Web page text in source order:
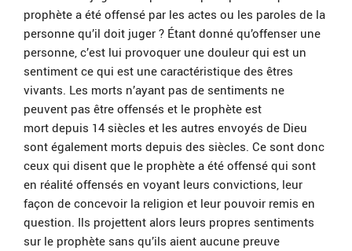
prophète a été offensé par les actes ou les paroles de la
personne qu’il doit juger ? Étant donné qu’offenser une
personne, c’est lui provoquer une douleur qui est un
sentiment ce qui est une caractéristique des êtres
vivants. Les morts n’ayant pas de sentiments ne
peuvent pas être offensés et le prophète est
mort depuis 14 siècles et les autres envoyés de Dieu
sont également morts depuis des siècles. Ce sont donc
ceux qui disent que le prophète a été offensé qui sont
en réalité offensés en voyant leurs convictions, leur
façon de concevoir la religion et leur pouvoir remis en
question. Ils projettent alors leurs propres sentiments
sur le prophète sans qu’ils aient aucune preuve